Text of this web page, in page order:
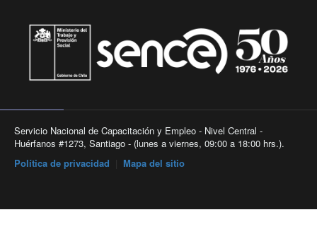
Servicio Nacional de Capacitación y Empleo - Nivel Central -
Huérfanos #1273, Santiago - (lunes a viernes, 09:00 a 18:00 hrs.).
Política de privacidad
Mapa del sitio